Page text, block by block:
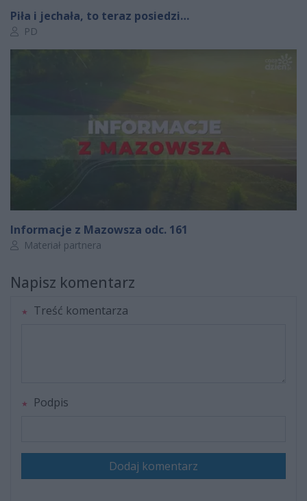
Piła i jechała, to teraz posiedzi…
Autor artykułu:
PD
Informacje z Mazowsza odc. 161
Autor artykułu:
Materiał partnera
Napisz komentarz
Treść komentarza
Podpis
Dodaj komentarz